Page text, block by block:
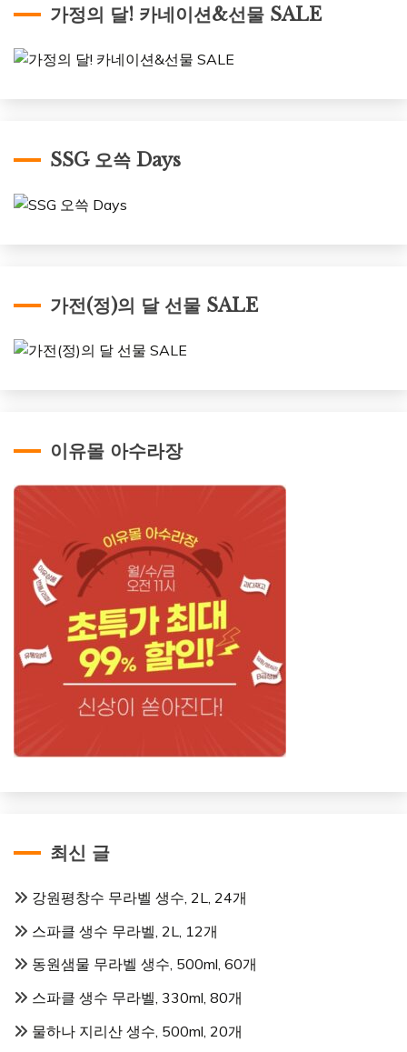
가정의 달! 카네이션&선물 SALE
SSG 오쓱 Days
가전(정)의 달 선물 SALE
이유몰 아수라장
최신 글
강원평창수 무라벨 생수, 2L, 24개
스파클 생수 무라벨, 2L, 12개
동원샘물 무라벨 생수, 500ml, 60개
스파클 생수 무라벨, 330ml, 80개
물하나 지리산 생수, 500ml, 20개